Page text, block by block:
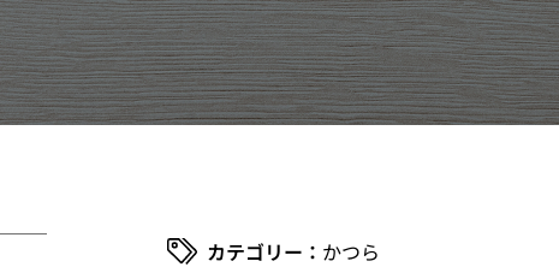
かつら